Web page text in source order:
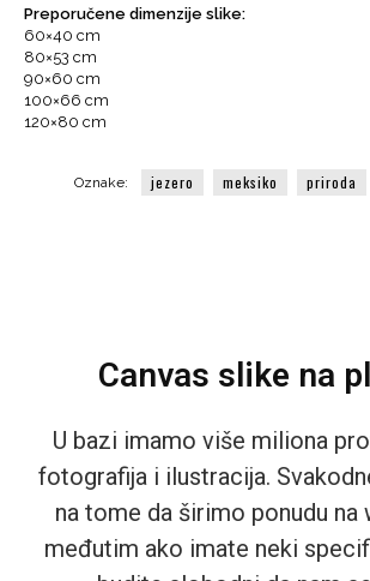
Jezero,
Vodopad,
Meksiko
količina
Preporučene dimenzije slike:
60×40 cm
80×53 cm
90×60 cm
100×66 cm
120×80 cm
Oznake: jezero meksiko priroda
Canvas slike na
U bazi imamo više miliona
fotografija i ilustracija.
na tome da širimo ponudu na
međutim ako imate neki